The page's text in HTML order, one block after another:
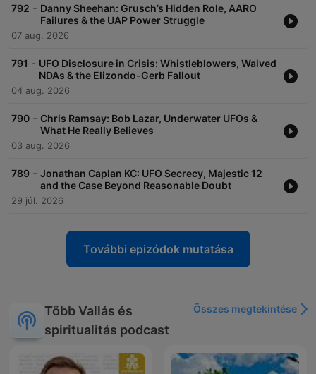
792 - Danny Sheehan: Grusch’s Hidden Role, AARO
Failures & the UAP Power Struggle
07 aug. 2026
791 - UFO Disclosure in Crisis: Whistleblowers, Waived
NDAs & the Elizondo-Gerb Fallout
04 aug. 2026
790 - Chris Ramsay: Bob Lazar, Underwater UFOs &
What He Really Believes
03 aug. 2026
789 - Jonathan Caplan KC: UFO Secrecy, Majestic 12
and the Case Beyond Reasonable Doubt
29 júl. 2026
További epizódok mutatása
Több Vallás és
spiritualitás podcast
Összes megtekintése